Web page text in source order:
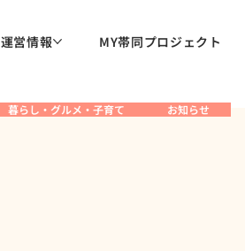
運営情報 MY帯同プロジェクト
暮らし・グルメ・子育て お知らせ